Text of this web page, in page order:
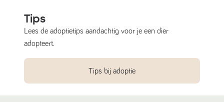
Tips
Lees de adoptietips aandachtig voor je een dier
adopteert.
Tips bij adoptie